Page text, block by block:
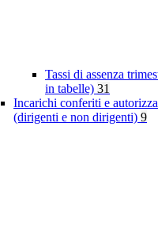
Tassi di assenza
in tabelle) 31
Incarichi conferiti e
(dirigenti e non dirigenti) 9